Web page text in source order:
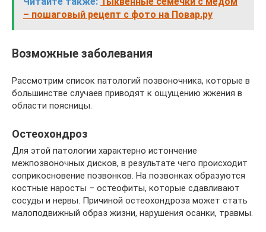
– пошаговый рецепт с фото на Повар.ру
Возможные заболевания
Рассмотрим список патологий позвоночника, которые в
большинстве случаев приводят к ощущению жжения в
области поясницы.
Остеохондроз
Для этой патологии характерно истончение
межпозвоночных дисков, в результате чего происходит
соприкосновение позвонков. На позвонках образуются
костные наросты – остеофиты, которые сдавливают
сосуды и нервы. Причиной остеохондроза может стать
малоподвижный образ жизни, нарушения осанки, травмы.